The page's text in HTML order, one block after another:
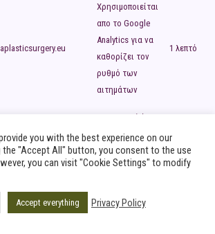
Χρησιμοποιείται
απο το Google
Analytics για να
καθορίζει τον
ρυθμό των
αιτημάτων
1 λεπτό
Καταχωρεί ένα
μοναδικό ID που
χρησιμοποιείται
για τη
στατιστικών
you with the best experience on our
the "Accept All" button, you consent to the use
you can visit "Cookie Settings" to modify
Accept everything Privacy Policy